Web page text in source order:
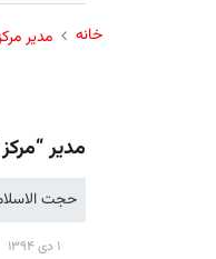
خانه مدیر
مدیر
حجت
۱ دی ۱۳۹۴